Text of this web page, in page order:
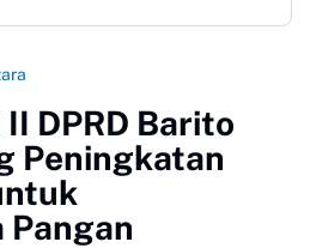
DPRD Barito
Peningkatan
Pangan